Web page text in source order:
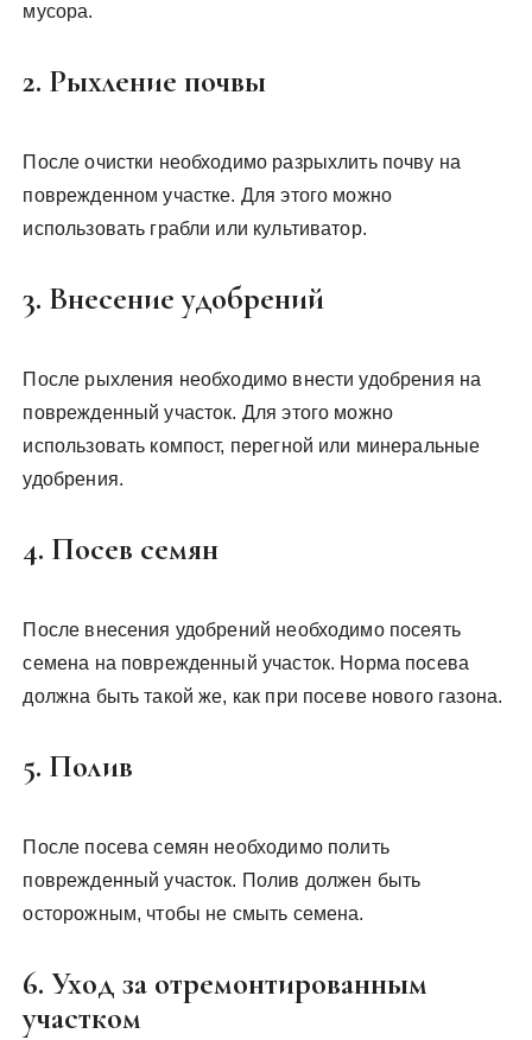
мусора.
2. Рыхление почвы
После очистки необходимо разрыхлить почву на
поврежденном участке. Для этого можно
использовать грабли или культиватор.
3. Внесение удобрений
После рыхления необходимо внести удобрения на
поврежденный участок. Для этого можно
использовать компост, перегной или минеральные
удобрения.
4. Посев семян
После внесения удобрений необходимо посеять
семена на поврежденный участок. Норма посева
должна быть такой же, как при посеве нового газона.
5. Полив
После посева семян необходимо полить
поврежденный участок. Полив должен быть
осторожным, чтобы не смыть семена.
6. Уход за отремонтированным
участком